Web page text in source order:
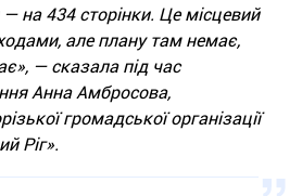
на 434 сторінки. Це місцевий
але плану там немає,
— сказала під час
Анна Амбросова,
громадської організації
Ріг».